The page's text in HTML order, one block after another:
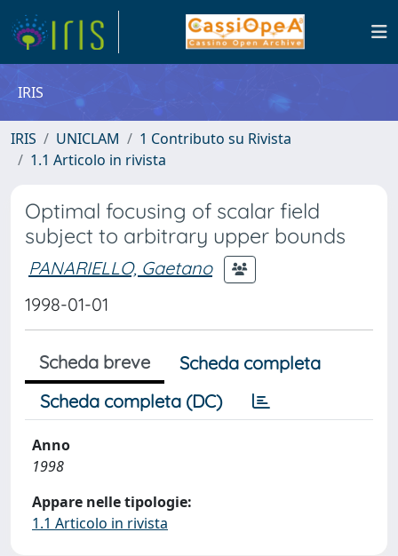
IRIS
IRIS UNICLAM
1 Contributo su Rivista
1.1 Articolo in rivista
Optimal focusing of scalar field
subject to arbitrary upper bounds
PANARIELLO, Gaetano
1998-01-01
Scheda breve
Scheda completa
Scheda completa (DC)
Anno
1998
Appare nelle tipologie:
1.1 Articolo in rivista